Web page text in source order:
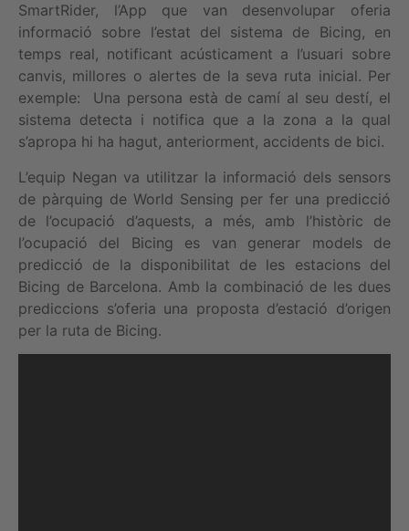
SmartRider, l’App que van desenvolupar oferia
informació sobre l’estat del sistema de Bicing, en
temps real, notificant acústicament a l’usuari sobre
canvis, millores o alertes de la seva ruta inicial. Per
exemple: Una persona està de camí al seu destí, el
sistema detecta i notifica que a la zona a la qual
s’apropa hi ha hagut, anteriorment, accidents de bici.
L’equip Negan va utilitzar la informació dels sensors
de pàrquing de World Sensing per fer una predicció
de l’ocupació d’aquests, a més, amb l’històric de
l’ocupació del Bicing es van generar models de
predicció de la disponibilitat de les estacions del
Bicing de Barcelona. Amb la combinació de les dues
prediccions s’oferia una proposta d’estació d’origen
per la ruta de Bicing.